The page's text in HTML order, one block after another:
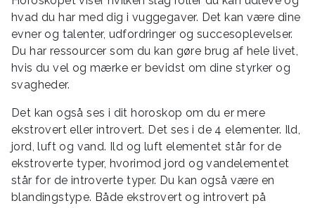
hvad du har med dig i vuggegaver. Det kan være dine
evner og talenter, udfordringer og succesoplevelser.
Du har ressourcer som du kan gøre brug af hele livet,
hvis du vel og mærke er bevidst om dine styrker og
svagheder.
Det kan også ses i dit horoskop om du er mere
ekstrovert eller introvert. Det ses i de 4 elementer. Ild,
jord, luft og vand. Ild og luft elementet står for de
ekstroverte typer, hvorimod jord og vandelementet
står for de introverte typer. Du kan også være en
blandingstype. Både ekstrovert og introvert på